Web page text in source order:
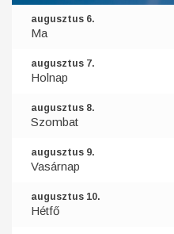
augusztus 6.
Ma
augusztus 7.
Holnap
augusztus 8.
Szombat
augusztus 9.
Vasárnap
augusztus 10.
Hétfő